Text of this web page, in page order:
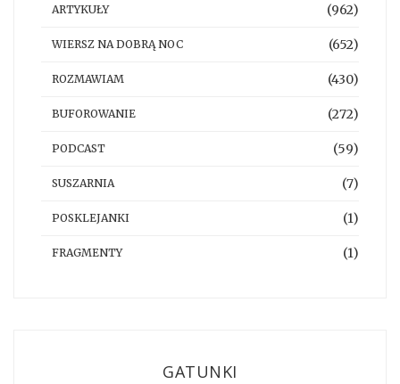
ARTYKUŁY (962)
WIERSZ NA DOBRĄ NOC (652)
ROZMAWIAM (430)
BUFOROWANIE (272)
PODCAST (59)
SUSZARNIA (7)
POSKLEJANKI (1)
FRAGMENTY (1)
GATUNKI